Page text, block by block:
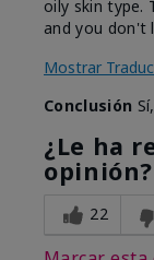
oily skin type.
and you don't
Mostrar
Conclusión
¿Le ha
opinión?
22